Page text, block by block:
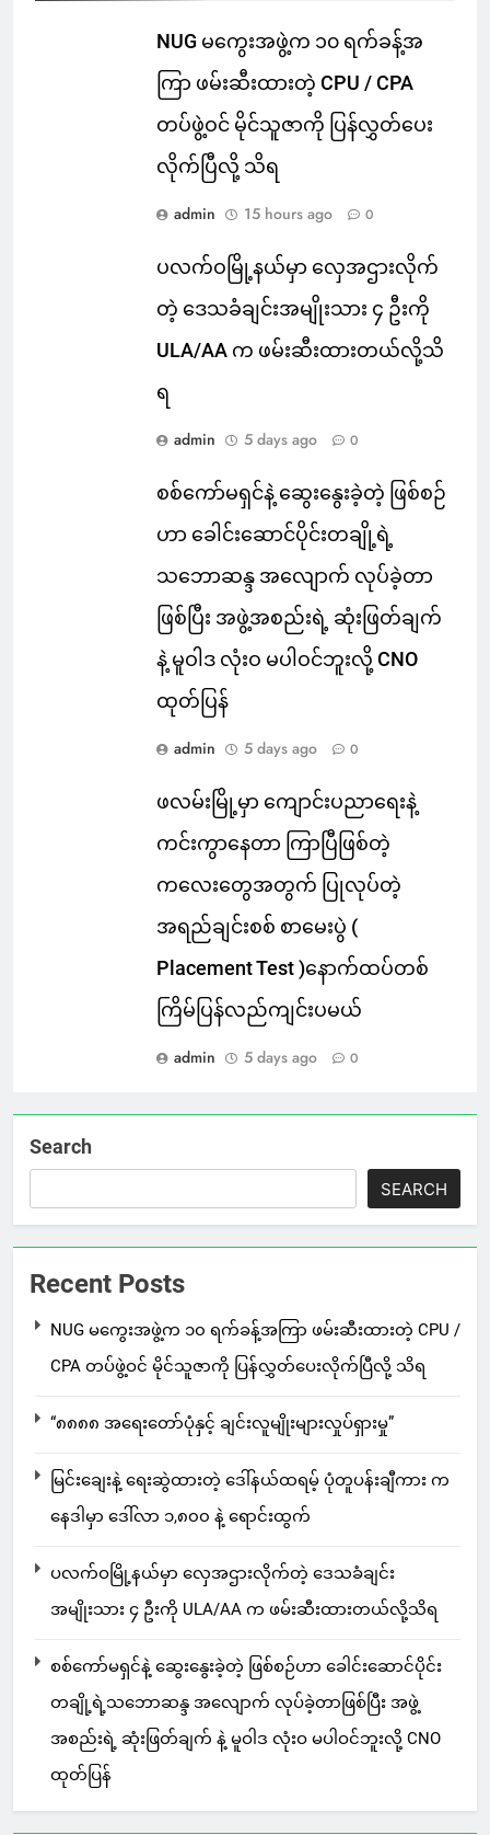
NUG မကွေးအဖွဲ့က ၁၀ ရက်ခန့်အ
ကြာ ဖမ်းဆီးထားတဲ့ CPU / CPA
တပ်ဖွဲ့ဝင် မိုင်သူဇာကို ပြန်လွှတ်ပေး
လိုက်ပြီလို့ သိရ
admin 15 hours ago 0
ပလက်ဝမြို့နယ်မှာ လှေအဌားလိုက်
တဲ့ ဒေသခံချင်းအမျိုးသား ၄ ဦးကို
ULA/AA က ဖမ်းဆီးထားတယ်လို့သိ
ရ
admin 5 days ago 0
စစ်ကော်မရှင်နဲ့ ဆွေးနွေးခဲ့တဲ့ ဖြစ်စဉ်
ဟာ ခေါင်းဆောင်ပိုင်းတချို့ရဲ့
သဘောဆန္ဒ အလျောက် လုပ်ခဲ့တာ
ဖြစ်ပြီး အဖွဲ့အစည်းရဲ့ ဆုံးဖြတ်ချက်
နဲ့ မူဝါဒ လုံးဝ မပါဝင်ဘူးလို့ CNO
ထုတ်ပြန်
admin 5 days ago 0
ဖလမ်းမြို့မှာ ကျောင်းပညာရေးနဲ့
ကင်းကွာနေတာ ကြာပြီဖြစ်တဲ့
ကလေးတွေအတွက် ပြုလုပ်တဲ့
အရည်ချင်းစစ် စာမေးပွဲ (
Placement Test )နောက်ထပ်တစ်
ကြိမ်ပြန်လည်ကျင်းပမယ်
admin 5 days ago 0
Search
SEARCH
Recent Posts
NUG မကွေးအဖွဲ့က ၁၀ ရက်ခန့်အကြာ ဖမ်းဆီးထားတဲ့ CPU /
CPA တပ်ဖွဲ့ဝင် မိုင်သူဇာကို ပြန်လွှတ်ပေးလိုက်ပြီလို့ သိရ
“၈၈၈၈ အရေးတော်ပုံနှင့် ချင်းလူမျိုးများလှုပ်ရှားမှု”
မြင်းချေးနဲ့ ရေးဆွဲထားတဲ့ ဒေါ်နယ်ထရမ့် ပုံတူပန်းချီကား က
နေဒါမှာ ဒေါ်လာ ၁,၈၀၀ နဲ့ ရောင်းထွက်
ပလက်ဝမြို့နယ်မှာ လှေအဌားလိုက်တဲ့ ဒေသခံချင်း
အမျိုးသား ၄ ဦးကို ULA/AA က ဖမ်းဆီးထားတယ်လို့သိရ
စစ်ကော်မရှင်နဲ့ ဆွေးနွေးခဲ့တဲ့ ဖြစ်စဉ်ဟာ ခေါင်းဆောင်ပိုင်း
တချို့ရဲ့သဘောဆန္ဒ အလျောက် လုပ်ခဲ့တာဖြစ်ပြီး အဖွဲ့
အစည်းရဲ့ ဆုံးဖြတ်ချက် နဲ့ မူဝါဒ လုံးဝ မပါဝင်ဘူးလို့ CNO
ထုတ်ပြန်